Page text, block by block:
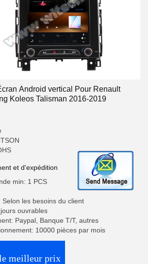
Android vertical Pour Renault
Koleos Talisman 2016-2019
et d'expédition
min: 1 PCS
les besoins du client
ouvrables
Paypal, Banque T/T, autres
10000 pièces par mois
meilleur prix